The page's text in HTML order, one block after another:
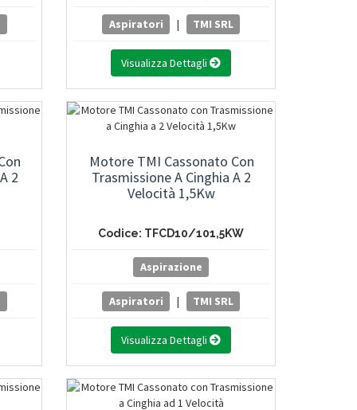
Aspiratori | TMI SRL
Visualizza Dettagli
2
Motore TMI Cassonato Con
Trasmissione A Cinghia A 2
Velocità 1,5Kw
Codice: TFCD10/101,5KW
Aspirazione
Aspiratori | TMI SRL
Visualizza Dettagli